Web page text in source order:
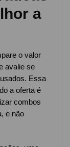
a
o valor
avalie se
Essa
a oferta é
combos
e não